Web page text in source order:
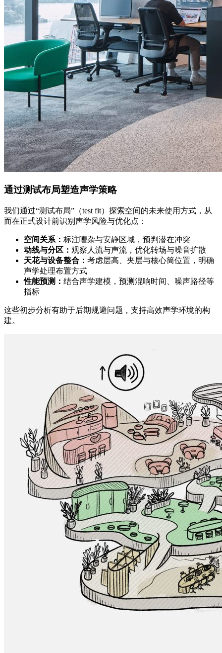
通过测试布局塑造声学策略
我们通过“测试布局”（test fit）探索空间的未来使用方式，从
而在正式设计前识别声学风险与优化点：
空间关系： 标注嘈杂与安静区域，预判潜在冲突
动线与分区： 观察人流与声流，优化转场与噪音扩散
天花与设备整合： 考虑层高、夹层与核心筒位置，明确
声学处理布置方式
性能预测： 结合声学建模，预测混响时间、噪声路径等
指标
这些初步分析有助于后期规避问题，支持高效声学环境的构
建。